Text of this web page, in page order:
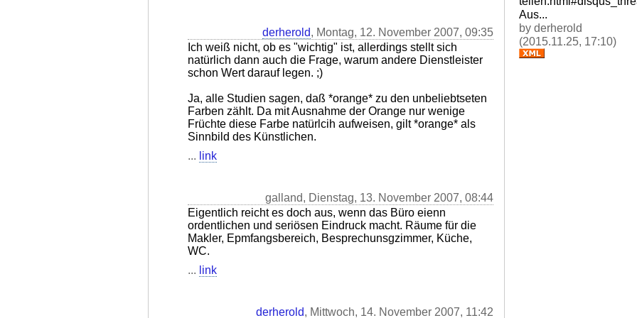
derherold, Montag, 12. November 2007, 09:35
Ich weiß nicht, ob es "wichtig" ist, allerdings stellt sich
natürlich dann auch die Frage, warum andere Dienstleister
schon Wert darauf legen. ;)
Ja, alle Studien sagen, daß *orange* zu den unbeliebtseten
Farben zählt. Da mit Ausnahme der Orange nur wenige
Früchte diese Farbe natürlcih aufweisen, gilt *orange* als
Sinnbild des Künstlichen.
... link
galland, Dienstag, 13. November 2007, 08:44
Eigentlich reicht es doch aus, wenn das Büro eienn
ordentlichen und seriösen Eindruck macht. Räume für die
Makler, Epmfangsbereich, Besprechunsgzimmer, Küche,
WC.
... link
derherold, Mittwoch, 14. November 2007, 11:42
Aus...
by derherold
(2015.11.25, 17:10)